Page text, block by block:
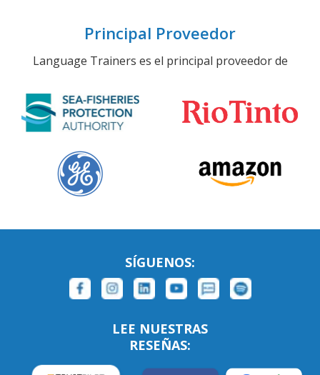
Principal Proveedor
Language Trainers es el principal proveedor de
SÍGUENOS:
LEE NUESTRAS
RESEÑAS: